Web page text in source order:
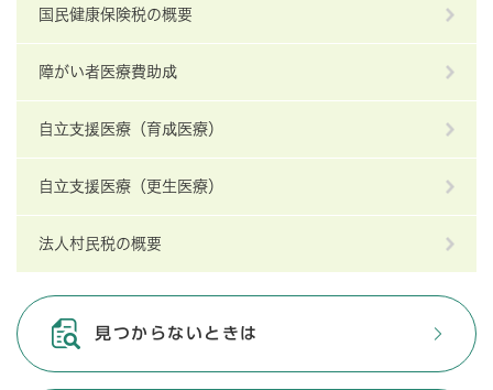
国民健康保険税の概要
障がい者医療費助成
自立支援医療（育成医療）
自立支援医療（更生医療）
法人村民税の概要
見つからないときは